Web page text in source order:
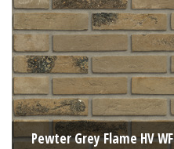
Pewter Grey Flame HV WF